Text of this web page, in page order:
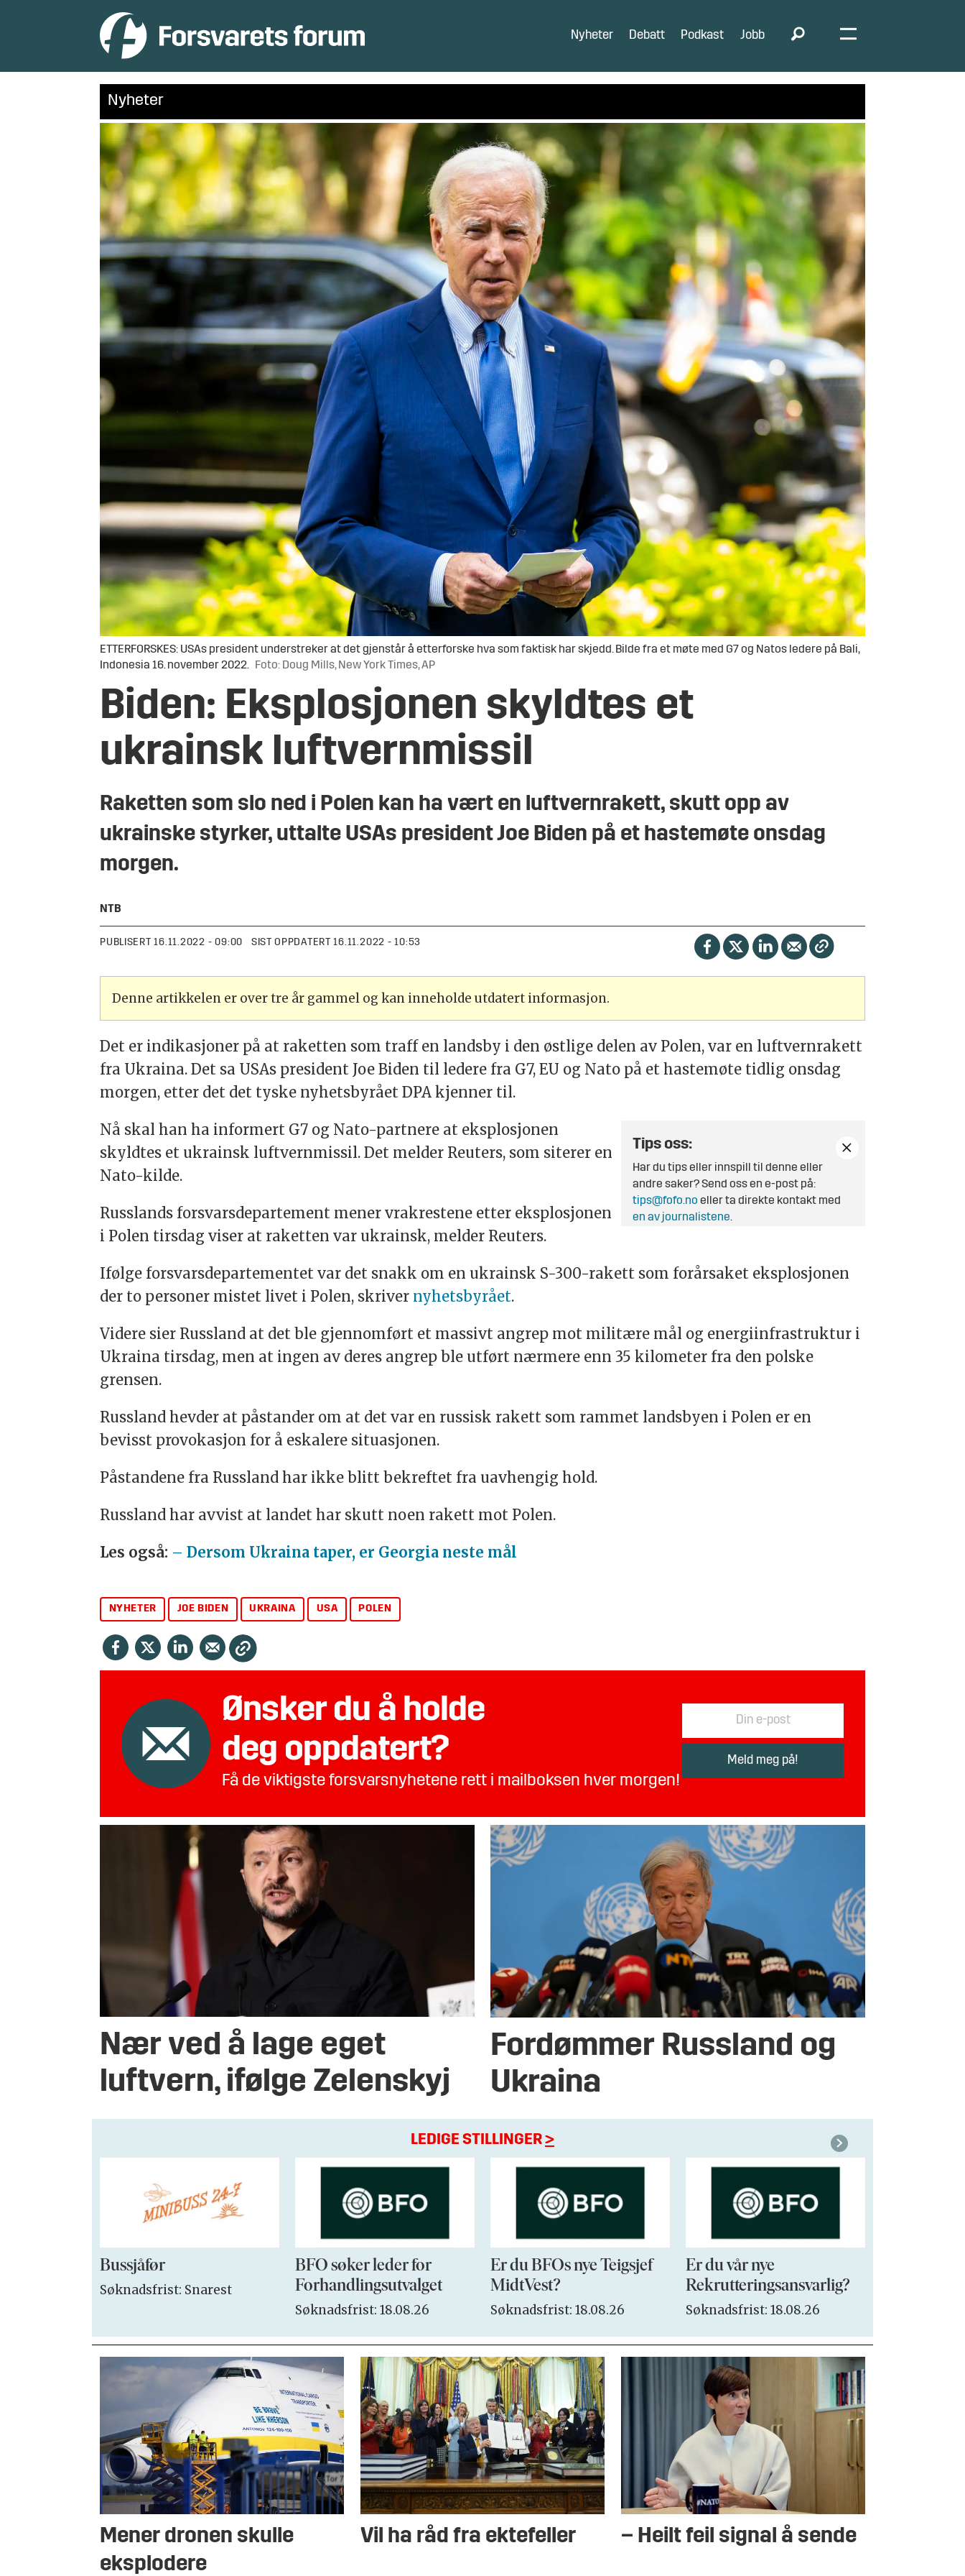
Nyheter Debatt Podkast Jobb
Nyheter
ETTERFORSKES: USAs president understreker at det gjenstår å etterforske hva som faktisk har skjedd. Bilde fra et møte med G7 og Natos ledere på Bali,
Indonesia 16. november 2022.
Foto: Doug Mills, New York Times, AP
Biden: Eksplosjonen skyldtes et
ukrainsk luftvernmissil
Raketten som slo ned i Polen kan ha vært en luftvernrakett, skutt opp av
ukrainske styrker, uttalte USAs president Joe Biden på et hastemøte onsdag
morgen.
NTB
PUBLISERT 16.11.2022 - 09:00 SIST OPPDATERT 16.11.2022 - 10:53
Denne artikkelen er over tre år gammel og kan inneholde utdatert informasjon.
Det er indikasjoner på at raketten som traff en landsby i den østlige delen av Polen, var en luftvernrakett
fra Ukraina. Det sa USAs president Joe Biden til ledere fra G7, EU og Nato på et hastemøte tidlig onsdag
morgen, etter det det tyske nyhetsbyrået DPA kjenner til.
Tips oss:
Har du tips eller innspill til denne eller
andre saker? Send oss en e-post på:
tips@fofo.no eller ta direkte kontakt med
en av journalistene.
Nå skal han ha informert G7 og Nato-partnere at eksplosjonen
skyldtes et ukrainsk luftvernmissil. Det melder Reuters, som siterer en
Nato-kilde.
Russlands forsvarsdepartement mener vrakrestene etter eksplosjonen
i Polen tirsdag viser at raketten var ukrainsk, melder Reuters.
Ifølge forsvarsdepartementet var det snakk om en ukrainsk S-300-rakett som forårsaket eksplosjonen
der to personer mistet livet i Polen, skriver nyhetsbyrået.
Videre sier Russland at det ble gjennomført et massivt angrep mot militære mål og energiinfrastruktur i
Ukraina tirsdag, men at ingen av deres angrep ble utført nærmere enn 35 kilometer fra den polske
grensen.
Russland hevder at påstander om at det var en russisk rakett som rammet landsbyen i Polen er en
bevisst provokasjon for å eskalere situasjonen.
Påstandene fra Russland har ikke blitt bekreftet fra uavhengig hold.
Russland har avvist at landet har skutt noen rakett mot Polen.
Les også: – Dersom Ukraina taper, er Georgia neste mål
NYHETER JOE BIDEN UKRAINA USA POLEN
Ønsker du å holde
deg oppdatert?
Få de viktigste forsvarsnyhetene rett i mailboksen hver morgen!
Nær ved å lage eget
luftvern, ifølge Zelenskyj
Fordømmer Russland og
Ukraina
LEDIGE STILLINGER>
Bussjåfør
Søknadsfrist: Snarest
BFO søker leder for
Forhandlingsutvalget
Søknadsfrist: 18.08.26
Er du BFOs nye Teigsjef
MidtVest?
Søknadsfrist: 18.08.26
Er du vår nye
Rekrutteringsansvarlig?
Søknadsfrist: 18.08.26
Mener dronen skulle
eksplodere
Vil ha råd fra ektefeller – Heilt feil signal å sende